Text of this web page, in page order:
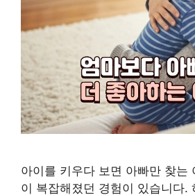
아이를 키우다 보면 아빠만 찾는
이 복잡해졌던 경험이 있습니다.